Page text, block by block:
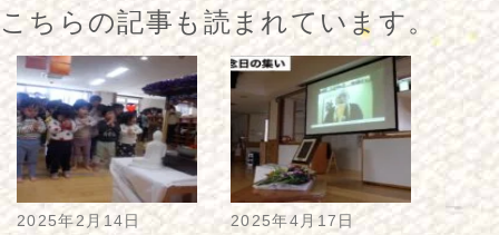
こちらの記事も読まれています。
2025年2月14日
2025年4月17日